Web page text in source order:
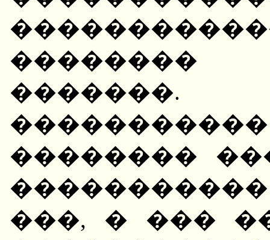
��������
��������
���, � ���